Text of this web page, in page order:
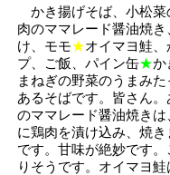
かき揚げそば、小松
肉のママレード醤油焼
け、モモ★オイマヨ鮭
プ、ご飯、パイン缶★か
まねぎの野菜のうまみ
あるそばです。皆さん
のママレード醤油焼き
に鶏肉を漬け込み、焼
です。甘味が絶妙です
りそうです。オイマヨ